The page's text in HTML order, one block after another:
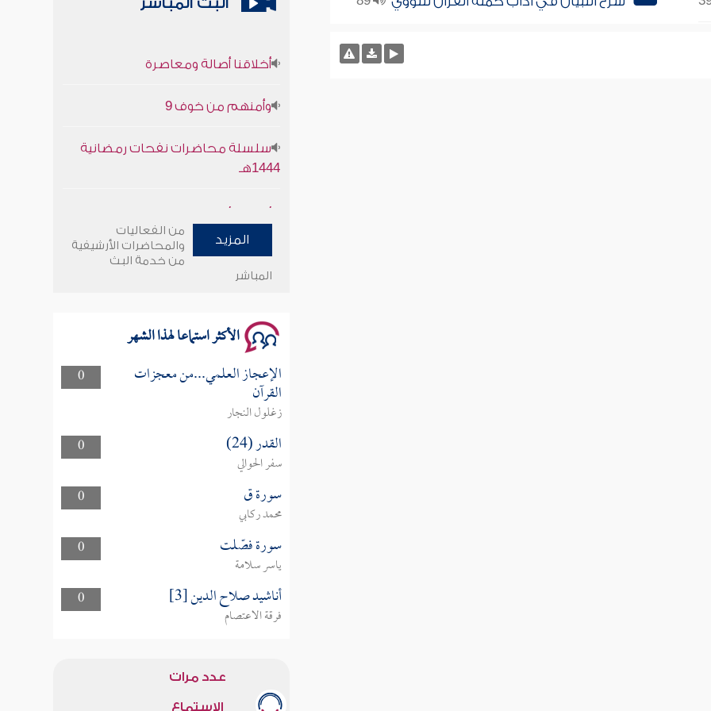
1444هـ
وأمنهم من خوف 9
سلسلة محاضرات نفحات رمضانية
المزيد
من الفعاليات
والمحاضرات الأرشيفية
من خدمة البث
المباشر
الأكثر استماعا لهذا الشهر
0 الإعجاز العلمي...من معجزات
القرآن
زغلول النجار
0
القدر (24)
سفر الحوالي
0
سورة ق
محمد ركابي
0
سورة فصّلت
ياسر سلامة
0
أناشيد صلاح الدين [3]
فرقة الاعتصام
عدد مرات
الاستماع